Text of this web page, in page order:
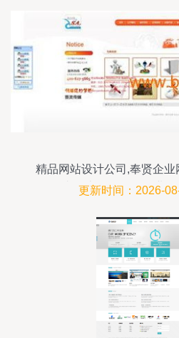
精品网站设计公司,奉贤企
品网站设计公司,奉贤企业
发价格
更新时间：2026-